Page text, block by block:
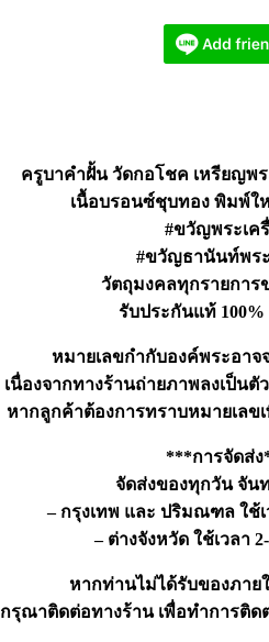
ครูบาคำฝั้น วัดกอโชค เหรียญพร
เนื้อบรอนซ์ชุบทอง พิมพ์ใ
#ขวัญพระเค
#ขวัญธานันท์พระ
วัตถุมงคลทุกรายการ
รับประกันแท้
หมายเลขกำกับองค์พระอาจ
เนื่องจากทางร้านถ่ายภาพลงเป็นตั
หากลูกค้าต้องการทราบหมายเลข
***การจัดส่
จัดส่งของทุกวัน จัน
– กรุงเทพ และ ปริมณฑล ใช้เ
– ต่างจังหวัด ใช้เวลา
หากท่านไม่ได้รับของภาย
กรุณาติดต่อทางร้าน เพื่อทำการติ